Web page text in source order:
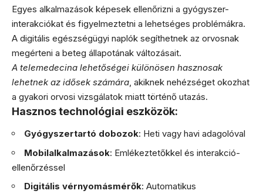
Egyes alkalmazások képesek ellenőrizni a gyógyszer-
interakciókat és figyelmeztetni a lehetséges problémákra.
A digitális egészségügyi naplók segíthetnek az orvosnak
megérteni a beteg állapotának változásait.
A telemedecina lehetőségei különösen hasznosak
lehetnek az idősek számára , akiknek nehézséget okozhat
a gyakori orvosi vizsgálatok miatt történő utazás.
Hasznos technológiai eszközök:
Gyógyszertartó dobozok: Heti vagy havi adagolóval
Mobilalkalmazások: Emlékeztetőkkel és interakció-
ellenőrzéssel
Digitális vérnyomásmérők: Automatikus